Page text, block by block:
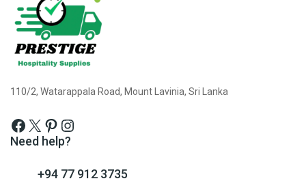
110/2, Watarappala Road, Mount Lavinia, Sri Lanka
Need help?
+94 77 912 3735